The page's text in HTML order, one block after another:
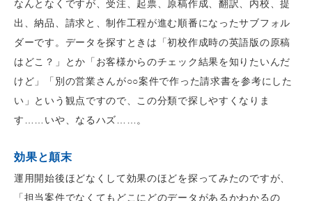
なんとなくですが、受注、起票、原稿作成、翻訳、内校、提
出、納品、請求と、制作工程が進む順番になったサブフォル
ダーです。データを探すときは「初校作成時の英語版の原稿
はどこ？」とか「お客様からのチェック結果を知りたいんだ
けど」「別の営業さんが○○案件で作った請求書を参考にした
い」という観点ですので、この分類で探しやすくなりま
す……いや、なるハズ……。
効果と顛末
運用開始後ほどなくして効果のほどを探ってみたのですが、
「担当案件でなくてもどこにどのデータがあるかわかるの